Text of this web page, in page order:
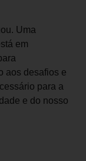
Uma
em
aos desafios e
para a
e do nosso